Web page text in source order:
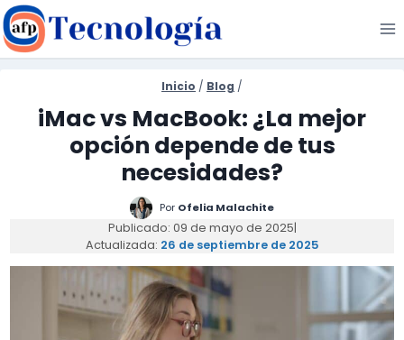
Saltar
al
contenido
Inicio / Blog /
iMac vs MacBook: ¿La mejor
opción depende de tus
necesidades?
Por Ofelia Malachite
Publicado: 09 de mayo de 2025|
Actualizada: 26 de septiembre de 2025